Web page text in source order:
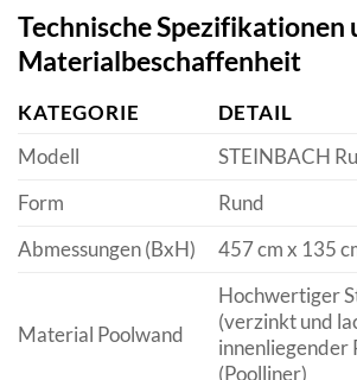
Technische Spezifikationen
Materialbeschaffenheit
KATEGORIE
DETAIL
Modell
STEINBACH
Form
Rund
Abmessungen (BxH)
457 cm x 135
Material Poolwand
Hochwertiger
(verzinkt und
innenliegender
(Poolliner)